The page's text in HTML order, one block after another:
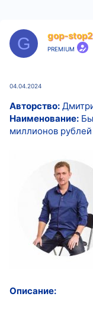
а
G gop-
PREMIUM
04.04.2024
Авторство:
Наименование:
миллионов
Описание: